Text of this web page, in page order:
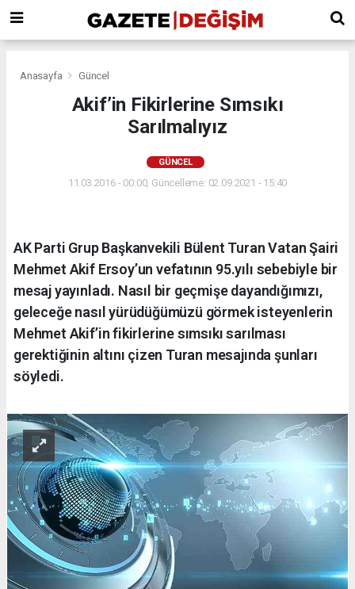
Anasayfa Güncel
Akif’in Fikirlerine Sımsıkı
Sarılmalıyız
GÜNCEL
11.03.2016 - 00:00, Güncelleme: 02.09.2021 - 15:40
AK Parti Grup Başkanvekili Bülent Turan Vatan Şairi
Mehmet Akif Ersoy’un vefatının 95.yılı sebebiyle bir
mesaj yayınladı. Nasıl bir geçmişe dayandığımızı,
geleceğe nasıl yürüdüğümüzü görmek isteyenlerin
Mehmet Akif’in fikirlerine sımsıkı sarılması
gerektiğinin altını çizen Turan mesajında şunları
söyledi.